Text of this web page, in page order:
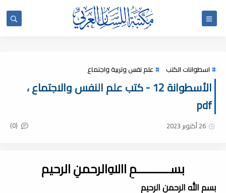
اسطوانات الكتب علم نفس وتربية واجتماع
الأسطوانة 12 - كتب علم النفس والاجتماع ،
pdf
26 أكتوبر 2023 (0)
بســـــــــــمِ اﷲِالرحمنِ الرحيم
بسم الله الرحمن الرحيم